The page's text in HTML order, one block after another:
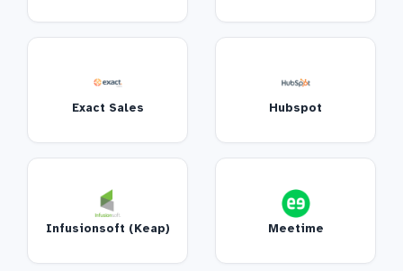
Exact Sales Hubspot
Infusionsoft (Keap) Meetime